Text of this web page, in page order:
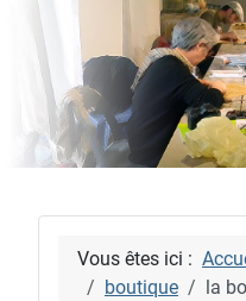
Vous êtes ici :
boutique
la